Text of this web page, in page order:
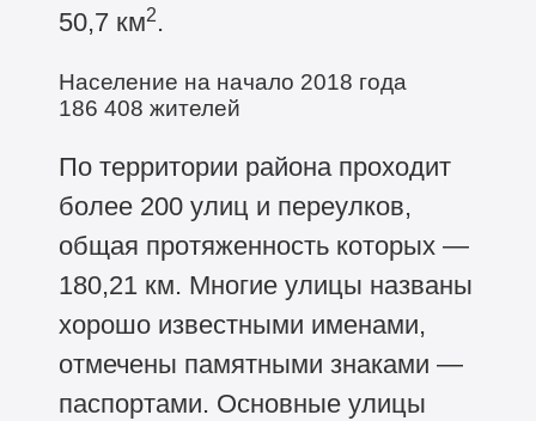
50,7 км2.
Население на начало 2018 года
186 408 жителей
По территории района проходит
более 200 улиц и переулков,
общая протяженность которых —
180,21 км. Многие улицы названы
хорошо известными именами,
отмечены памятными знаками —
паспортами. Основные улицы